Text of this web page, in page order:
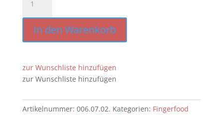
Limette
Törtchen
vegan
[32
/
Platte]
Stück
=
In den Warenkorb
zur Wunschliste hinzufügen
zur Wunschliste hinzufügen
Artikelnummer: 006.07.02. Kategorien: Fingerfood